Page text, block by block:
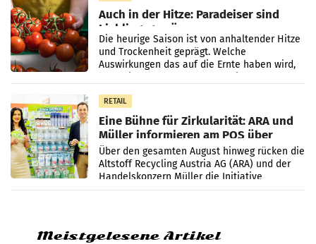
Auch in der Hitze: Paradeiser sind
Lieblingsgemüse
Die heurige Saison ist von anhaltender Hitze
und Trockenheit geprägt. Welche
Auswirkungen das auf die Ernte haben wird,
RETAIL
Eine Bühne für Zirkularität: ARA und
Müller informieren am POS über
Kreislauffähigkeit
Über den gesamten August hinweg rücken die
Altstoff Recycling Austria AG (ARA) und der
Handelskonzern Müller die Initiative
„Kreislauf-Helden“ in allen österreichischen
Meistgelesene Artikel